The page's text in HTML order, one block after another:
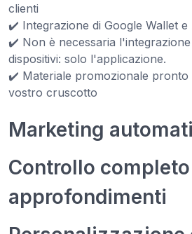
clienti
✔️ Integrazione di Google Wallet e
✔️ Non è necessaria
dispositivi: solo l'applicazione.
✔️ Materiale promozionale pronto
vostro cruscotto
Marketing
Controllo completo
approfondimenti